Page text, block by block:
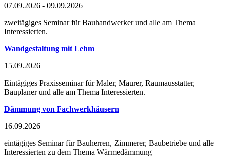
07.09.2026 - 09.09.2026
zweitägiges Seminar für Bauhandwerker und alle am Thema
Interessierten.
Wandgestaltung mit Lehm
15.09.2026
Eintägiges Praxisseminar für Maler, Maurer, Raumausstatter,
Bauplaner und alle am Thema Interessierten.
Dämmung von Fachwerkhäusern
16.09.2026
eintägiges Seminar für Bauherren, Zimmerer, Baubetriebe und alle
Interessierten zu dem Thema Wärmedämmung